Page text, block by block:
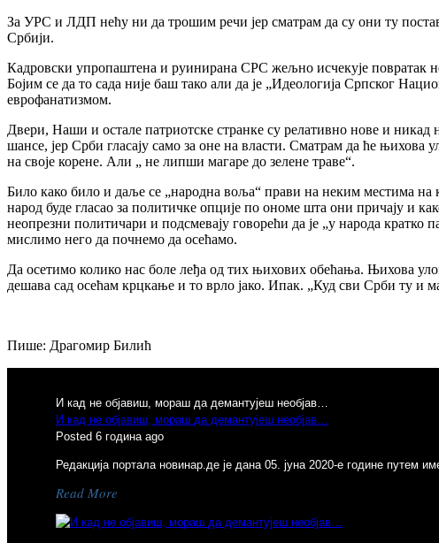
За УРС и ЛДП нећу ни да трошим речи јер сматрам да су они ту
Србији.
Кадровски упропаштена и руинирана СРС жељно исчекује повратак
Бојим се да то сада није баш тако али да је „Идеологија Српског
еврофанатизмом.
Двери, Наши и остале патриотске странке су релативно нове и никад
шансе, јер Срби гласају само за оне на власти. Сматрам да ће њихова
на своје корене. Али „ не липши магаре до зелене траве“.
Било како било и даље се „народна воља“ прави на неким местима на
народ буде гласао за политичке опције по ономе шта они причају и
неопрезни политичари и подсмевају говорећи да је „у народа кратко
мислимо него да почнемо да осећамо.
Да осетимо колико нас боле леђа од тих њихових обећања. Њихова
дешава сад осећам крцкање и то врло јако. Ипак. „Куд сви Срби ту и
Пише: Драгомир Билић
И кад не објавиш, мораш да демантујеш необјав…
И кад не објавиш, мораш да демантујеш необјав…
Posted 6 година ago
Редакција портала новинар.де је дана 05. јуна 2020-е године путем
Read More